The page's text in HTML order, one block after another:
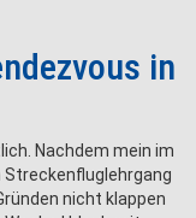
in
Nachdem mein im
Streckenfluglehrgang
nicht klappen